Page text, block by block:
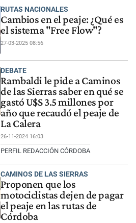
RUTAS NACIONALES
Cambios en el peaje: ¿Qué es
el sistema "Free Flow"?
27-03-2025 08:56
DEBATE
Rambaldi le pide a Caminos
de las Sierras saber en qué se
gastó U$S 3.5 millones por
año que recaudó el peaje de
La Calera
26-11-2024 16:03
PERFIL REDACCIÓN CÓRDOBA
CAMINOS DE LAS SIERRAS
Proponen que los
motociclistas dejen de pagar
el peaje en las rutas de
Córdoba